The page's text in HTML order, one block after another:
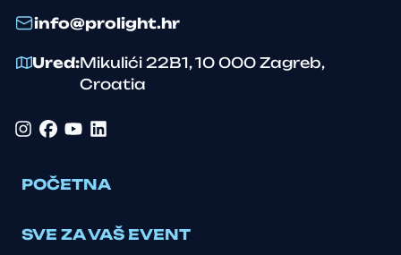
info@prolight.hr
Ured:Mikulići 22B1,10 000 Zagreb,
Croatia
POČETNA
SVE ZA VAŠ EVENT